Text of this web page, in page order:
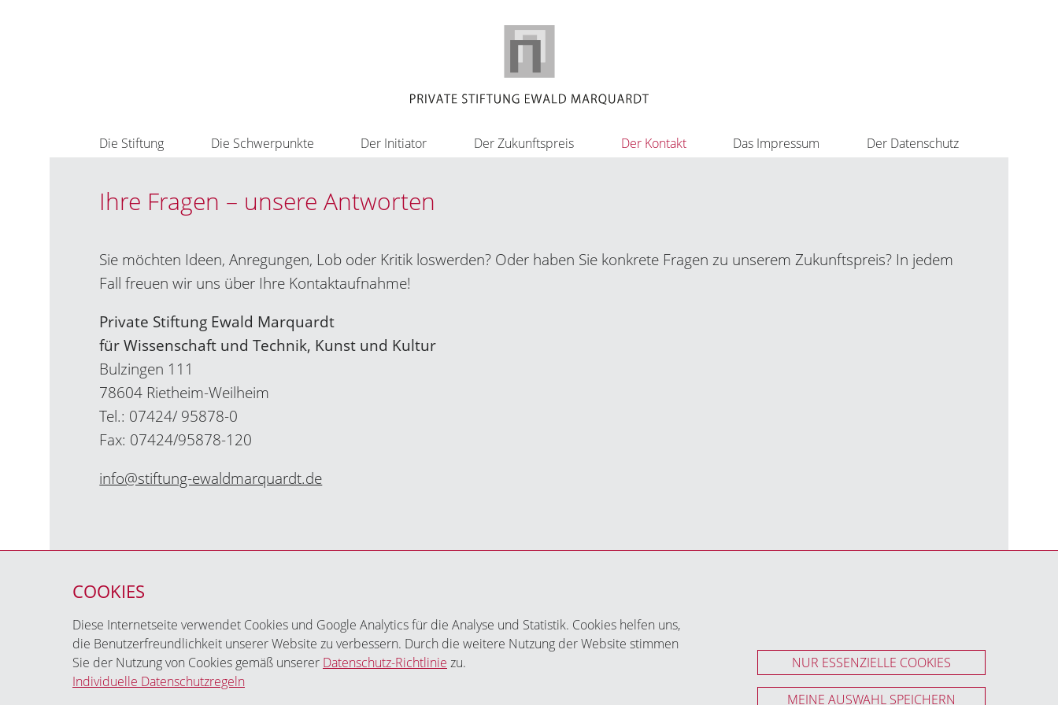
Die Stiftung Die Schwerpunkte Der Initiator Der Zukunftspreis Der Kontakt Das Impressum Der Datenschutz
Ihre Fragen – unsere Antworten
Sie möchten Ideen, Anregungen, Lob oder Kritik loswerden? Oder haben Sie konkrete Fragen zu unserem Zukunftspreis? In jedem
Fall freuen wir uns über Ihre Kontaktaufnahme!
Private Stiftung Ewald Marquardt
für Wissenschaft und Technik, Kunst und Kultur
Bulzingen 111
78604 Rietheim-Weilheim
Tel.: 07424/ 95878-0
Fax: 07424/95878-120
info@stiftung-ewaldmarquardt.de
COOKIES
Diese Internetseite verwendet Cookies und Google Analytics für die Analyse und Statistik. Cookies helfen uns,
die Benutzerfreundlichkeit unserer Website zu verbessern. Durch die weitere Nutzung der Website stimmen
Sie der Nutzung von Cookies gemäß unserer Datenschutz-Richtlinie zu.
Individuelle Datenschutzregeln
NUR ESSENZIELLE COOKIES
MEINE AUSWAHL SPEICHERN